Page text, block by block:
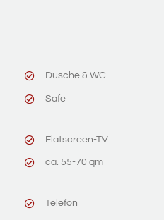
Dusche & WC
Safe
Flatscreen-TV
ca. 55-70 qm
Telefon